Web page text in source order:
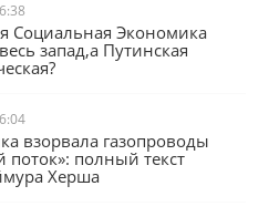
Социальная Экономика
запад,а Путинская
взорвала газопроводы
поток»: полный текст
Херша